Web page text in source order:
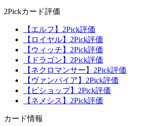
2Pickカード評価
【エルフ】2Pick評価
【ロイヤル】2Pick評価
【ウィッチ】2Pick評価
【ドラゴン】2Pick評価
【ネクロマンサー】2Pick評価
【ヴァンパイア】2Pick評価
【ビショップ】2Pick評価
【ネメシス】2Pick評価
カード情報